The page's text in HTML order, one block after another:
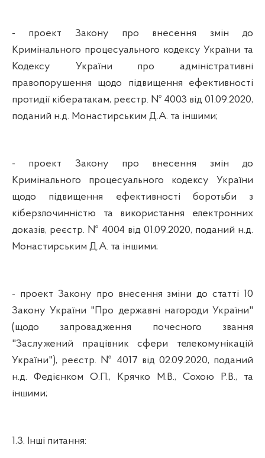
- проект Закону про внесення змін до
Кримінального процесуального кодексу України та
Кодексу України про адміністративні
правопорушення щодо підвищення ефективності
протидії кібератакам, реєстр. № 4003 від 01.09.2020,
поданий н.д. Монастирським Д.А. та іншими;
- проект Закону про внесення змін до
Кримінального процесуального кодексу України
щодо підвищення ефективності боротьби з
кіберзлочинністю та використання електронних
доказів, реєстр. № 4004 від 01.09.2020, поданий н.д.
Монастирським Д.А. та іншими;
- проект Закону про внесення зміни до статті 10
Закону України "Про державні нагороди України"
(щодо запровадження почесного звання
"Заслужений працівник сфери телекомунікацій
України"), реєстр. № 4017 від 02.09.2020, поданий
н.д. Федієнком О.П., Крячко М.В., Сохою Р.В., та
іншими;
1.3. Інші питання: